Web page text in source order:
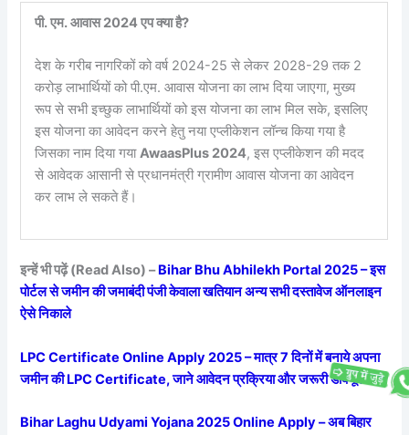
पी. एम. आवास 2024 एप क्या है?
देश के गरीब नागरिकों को वर्ष 2024-25 से लेकर 2028-29 तक 2
करोड़ लाभार्थियों को पी.एम. आवास योजना का लाभ दिया जाएगा, मुख्य
रूप से सभी इच्छुक लाभार्थियों को इस योजना का लाभ मिल सके, इसलिए
इस योजना का आवेदन करने हेतु नया एप्लीकेशन लॉन्च किया गया है
जिसका नाम दिया गयाAwaasPlus 2024, इस एप्लीकेशन की मदद
से आवेदक आसानी से प्रधानमंत्री ग्रामीण आवास योजना का आवेदन
कर लाभ ले सकते हैं।
इन्हें भी पढ़ें (Read Also) –Bihar Bhu Abhilekh Portal 2025 – इस
पोर्टल से जमीन की जमाबंदी पंजी केवाला खतियान अन्य सभी दस्तावेज ऑनलाइन
ऐसे निकाले
LPC Certificate Online Apply 2025 – मात्र 7 दिनों में बनाये अपना
जमीन की LPC Certificate, जाने आवेदन प्रक्रिया और जरूरी डॉक्यूमेंट
Bihar Laghu Udyami Yojana 2025 Online Apply – अब बिहार